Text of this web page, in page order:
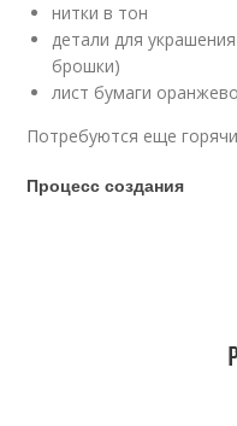
нитки в тон
детали для
брошки)
лист бумаги
Потребуются еще
Процесс создания